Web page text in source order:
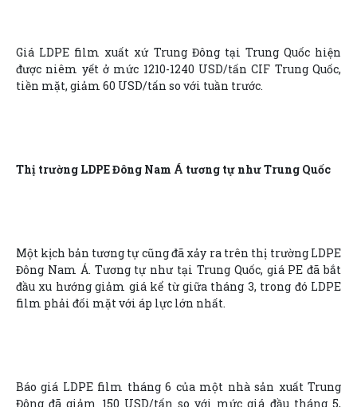
Giá LDPE film xuất xứ Trung Đông tại Trung Quốc hiện
được niêm yết ở mức 1210-1240 USD/tấn CIF Trung Quốc,
tiền mặt, giảm 60 USD/tấn so với tuần trước.
Thị trường LDPE Đông Nam Á tương tự như Trung Quốc
Một kịch bản tương tự cũng đã xảy ra trên thị trường LDPE
Đông Nam Á. Tương tự như tại Trung Quốc, giá PE đã bắt
đầu xu hướng giảm giá kể từ giữa tháng 3, trong đó LDPE
film phải đối mặt với áp lực lớn nhất.
Báo giá LDPE film tháng 6 của một nhà sản xuất Trung
Đông đã giảm 150 USD/tấn so với mức giá đầu tháng 5,